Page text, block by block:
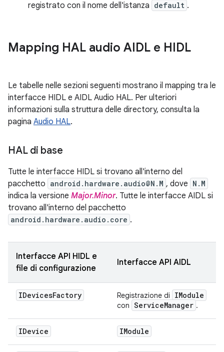
registrato con il nome dell'istanza default .
Mapping HAL audio AIDL e HIDL
Le tabelle nelle sezioni seguenti mostrano il mapping tra le
interfacce HIDL e AIDL Audio HAL. Per ulteriori
informazioni sulla struttura delle directory, consulta la
pagina Audio HAL.
HAL di base
Tutte le interfacce HIDL si trovano all'interno del
pacchetto android.hardware.audio@N.M , dove N.M
indica la versione Major.Minor. Tutte le interfacce AIDL si
trovano all'interno del pacchetto
android.hardware.audio.core .
Interfacce API HIDL e
file di configurazione
Interfacce API AIDL
IDevicesFactory Registrazione di IModule
con ServiceManager .
IDevice IModule